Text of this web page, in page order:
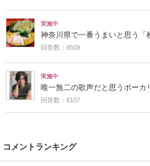
実施中
神奈川県で一番うまいと思う「
回答数：8509
実施中
唯一無二の歌声だと思うボーカ
回答数：8107
コメントランキング